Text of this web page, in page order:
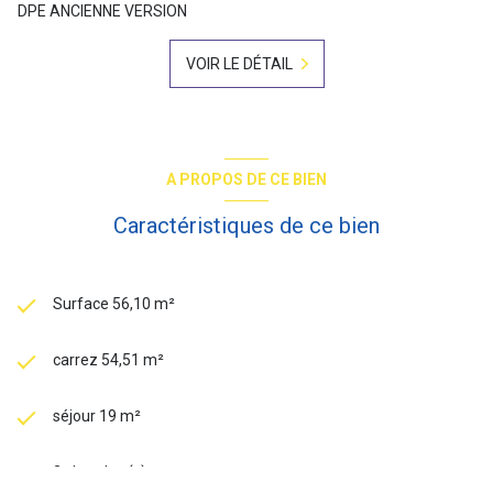
DPE ANCIENNE VERSION
VOIR LE DÉTAIL
A PROPOS DE CE BIEN
Caractéristiques de ce bien
Surface 56,10 m²
carrez 54,51 m²
séjour 19 m²
2 chambre(s)